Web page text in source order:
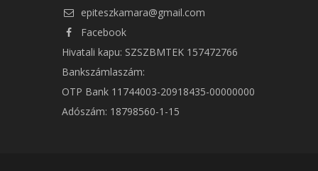
epiteszkamara@gmail.com
Facebook
Hivatali kapu: SZSZBMTEK 157472766
Bankszámlaszám:
OTP Bank 11744003-20918435-00000000
Adószám: 18798560-1-15